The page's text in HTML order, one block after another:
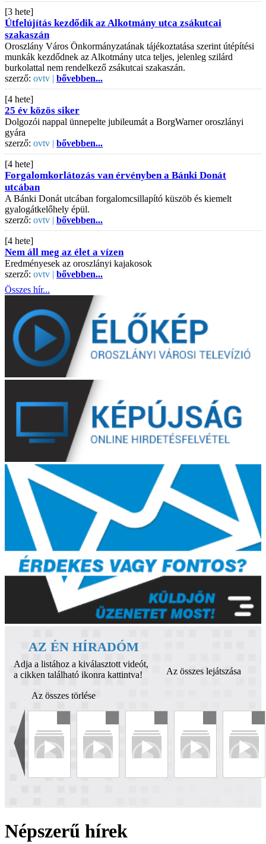
[3 hete]
Útfelújítás kezdődik az Alkotmány utca zsákutcai
szakaszán
Oroszlány Város Önkormányzatának tájékoztatása szerint útépítési
munkák kezdődnek az Alkotmány utca teljes, jelenleg szilárd
burkolattal nem rendelkező zsákutcai szakaszán.
szerző: ovtv | bővebben...
[4 hete]
25 év közös siker
Dolgozói nappal ünnepelte jubileumát a BorgWarner oroszlányi
gyára
szerző: ovtv | bővebben...
[4 hete]
Forgalomkorlátozás van érvényben a Bánki Donát
utcában
A Bánki Donát utcában forgalomcsillapító küszöb és kiemelt
gyalogátkelőhely épül.
szerző: ovtv | bővebben...
[4 hete]
Nem áll meg az élet a vízen
Eredményesek az oroszlányi kajakosok
szerző: ovtv | bővebben...
Összes hír...
AZ ÉN HÍRADÓM
Adja a listához a kiválasztott videót,
a cikken található ikonra kattintva!
Az összes lejátszása
Az összes törlése
Népszerű hírek